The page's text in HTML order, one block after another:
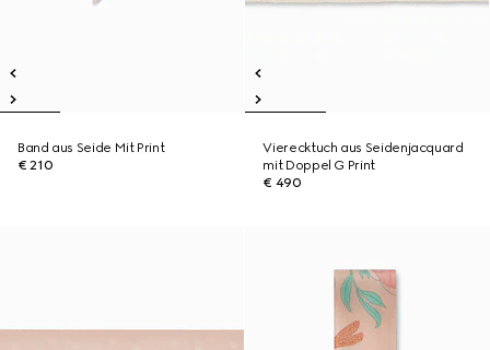
Band aus Seide Mit Print
€ 210
Vierecktuch aus Seidenjacquard
mit Doppel G Print
€ 490